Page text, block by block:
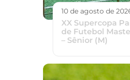
10 de agosto de
XX Supercopa
de Futebol
– Sênior (M)